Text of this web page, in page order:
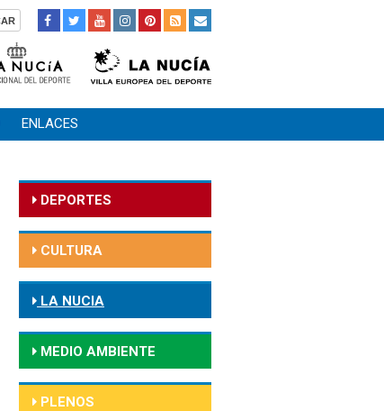
ENLACES
DEPORTES
CULTURA
LA NUCIA
MEDIO AMBIENTE
PLENOS